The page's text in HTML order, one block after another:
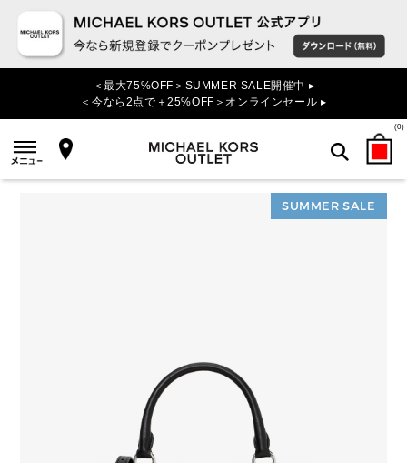
＜最大75%OFF＞SUMMER SALE開催中 ▸
＜今なら2点で＋25%OFF＞オンラインセール ▸
(0)
検索
SUMMER SALE